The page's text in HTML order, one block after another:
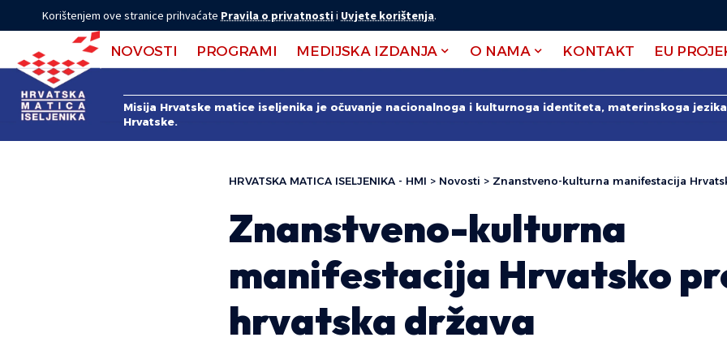
Korištenjem ove stranice prihvaćate Pravila o privatnostii Uvjete korištenja.
NOVOSTI PROGRAMI MEDIJSKA IZDANJA O NAMA KONTAKT EU
Misija Hrvatske matice iseljenika je očuvanje nacionalnoga i kulturnoga identiteta, materinskoga
Hrvatske.
HRVATSKA MATICA ISELJENIKA - HMI > Novosti > Znanstveno-kulturna manifestacija Hrvatsko
Znanstveno-kulturna
manifestacija Hrvatsko
hrvatska država